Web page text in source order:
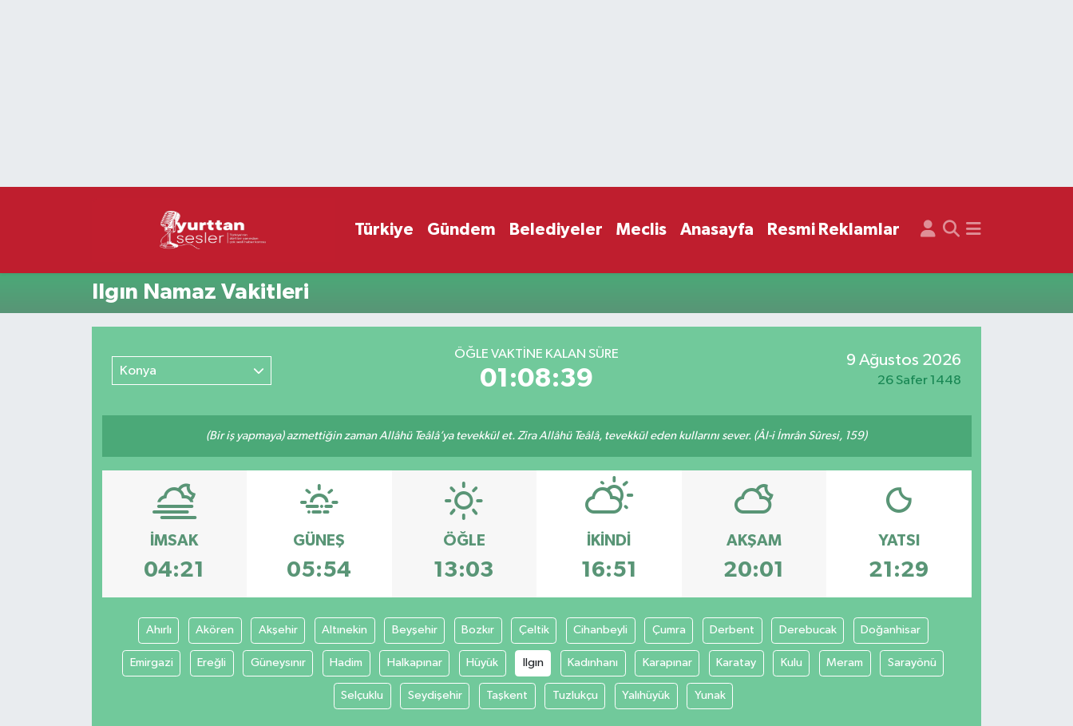
Türkiye Gündem Belediyeler Meclis Anasayfa Resmi Reklamlar
Ilgın Namaz Vakitleri
Konya
ÖĞLE VAKTİNE KALAN SÜRE
01:08:39
9 Ağustos 2026
26 Safer 1448
(Bir iş yapmaya) azmettiğin zaman Allâhü Teâlâ’ya tevekkül et. Zira Allâhü Teâlâ, tevekkül eden kullarını sever. (Âl-i İmrân Sûresi, 159)
İMSAK
04:21
GÜNEŞ
05:54
ÖĞLE
13:03
İKINDI
16:51
AKŞAM
20:01
YATSI
21:29
Ahırlı Akören Akşehir Altınekin Beyşehir Bozkır Çeltik Cihanbeyli Çumra Derbent Derebucak Doğanhisar
Emirgazi Ereğli Güneysınır Hadim Halkapınar Hüyük Ilgın Kadınhanı Karapınar Karatay Kulu Meram Sarayönü
Selçuklu Seydişehir Taşkent Tuzlukçu Yalıhüyük Yunak
Süper Lig Puan Durumu ve Fikstür
Son Dakika Haberleri